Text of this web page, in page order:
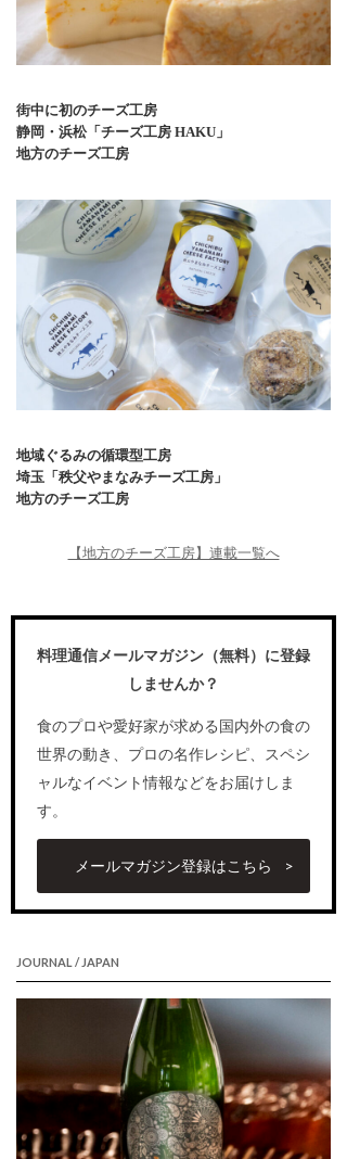
街中に初のチーズ工房
静岡・浜松「チーズ工房 HAKU」
地方のチーズ工房
地域ぐるみの循環型工房
埼玉「秩父やまなみチーズ工房」
地方のチーズ工房
【地方のチーズ工房】連載一覧へ
料理通信メールマガジン（無料）に登録
しませんか？
食のプロや愛好家が求める国内外の食の
世界の動き、プロの名作レシピ、スペシ
ャルなイベント情報などをお届けしま
す。
メールマガジン登録はこちら
JOURNAL / JAPAN